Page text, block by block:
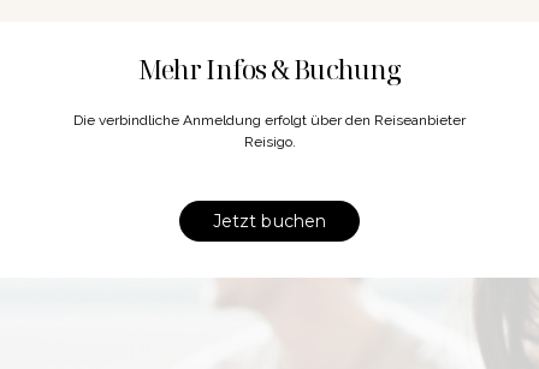
Mehr Infos & Buchung
Die verbindliche Anmeldung erfolgt über den Reiseanbieter
Reisigo.
Jetzt buchen